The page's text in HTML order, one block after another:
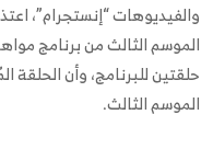
والفيديوهات “إنستجرام”،
الموسم الثالث من برنامج
حلقتين للبرنامج، وأن
الموسم الثالث.